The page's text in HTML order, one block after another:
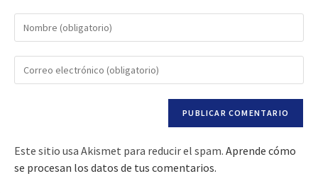
Este sitio usa Akismet para reducir el spam. Aprende cómo
se procesan los datos de tus comentarios.